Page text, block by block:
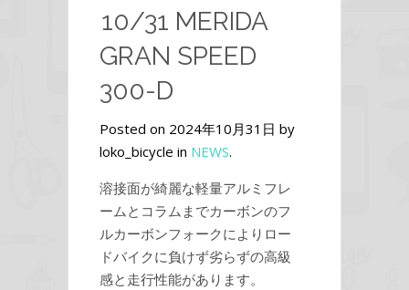
10/31 MERIDA
GRAN SPEED
300-D
Posted on 2024年10月31日 by
loko_bicycle in NEWS.
溶接面が綺麗な軽量アルミフレ
ームとコラムまでカーボンのフ
ルカーボンフォークによりロー
ドバイクに負けず劣らずの高級
感と走行性能があります。